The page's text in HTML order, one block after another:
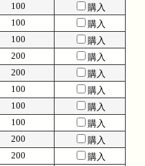
100
購入
100
購入
100
購入
200
購入
200
購入
100
購入
100
購入
100
購入
200
購入
200
購入